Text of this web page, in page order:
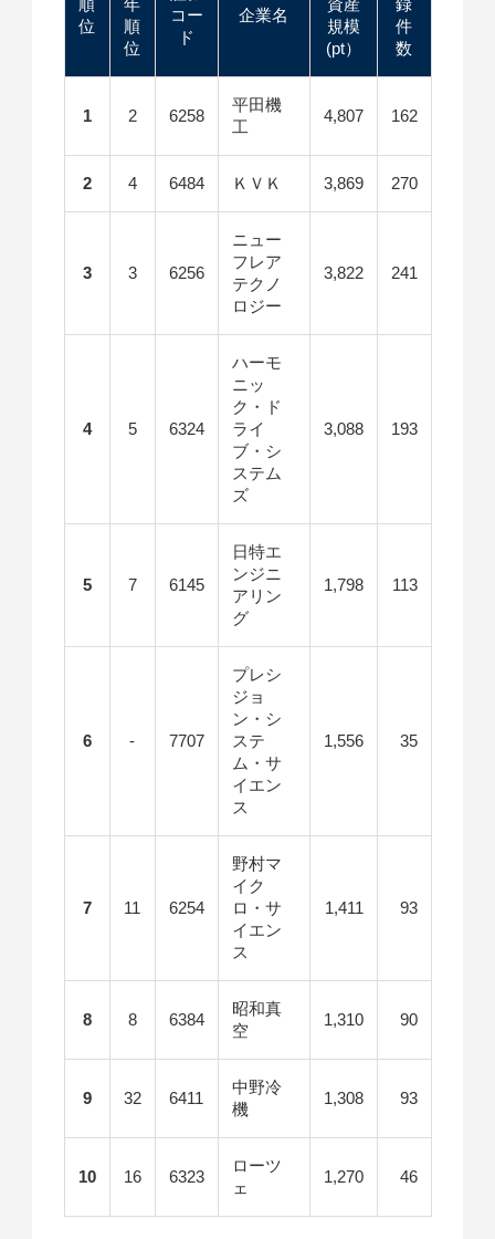
順
位
年
順
位
コー
ド
企業名
資産
規模
(pt）
録
件
数
1 2 6258
平田機
工
4,807 162
2 4 6484 ＫＶＫ 3,869 270
3 3 6256
ニュー
フレア
テクノ
ロジー
3,822 241
4 5 6324
ハーモ
ニッ
ク・ド
ライ
ブ・シ
ステム
ズ
3,088 193
5 7 6145
日特エ
ンジニ
アリン
グ
1,798 113
6 - 7707
プレシ
ジョ
ン・シ
ステ
ム・サ
イエン
ス
1,556 35
7 11 6254
野村マ
イク
ロ・サ
イエン
ス
1,411 93
8 8 6384
昭和真
空
1,310 90
9 32 6411
中野冷
機
1,308 93
10 16 6323
ローツ
ェ
1,270 46